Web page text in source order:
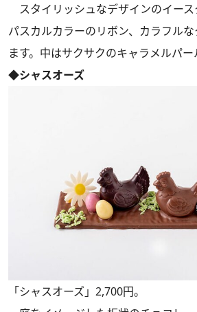
スタイリッシュなデザインのイー
パスカルカラーのリボン、カラフル
ます。中はサクサクのキャラメルパー
◆シャスオーズ
「シャスオーズ」2,700円。